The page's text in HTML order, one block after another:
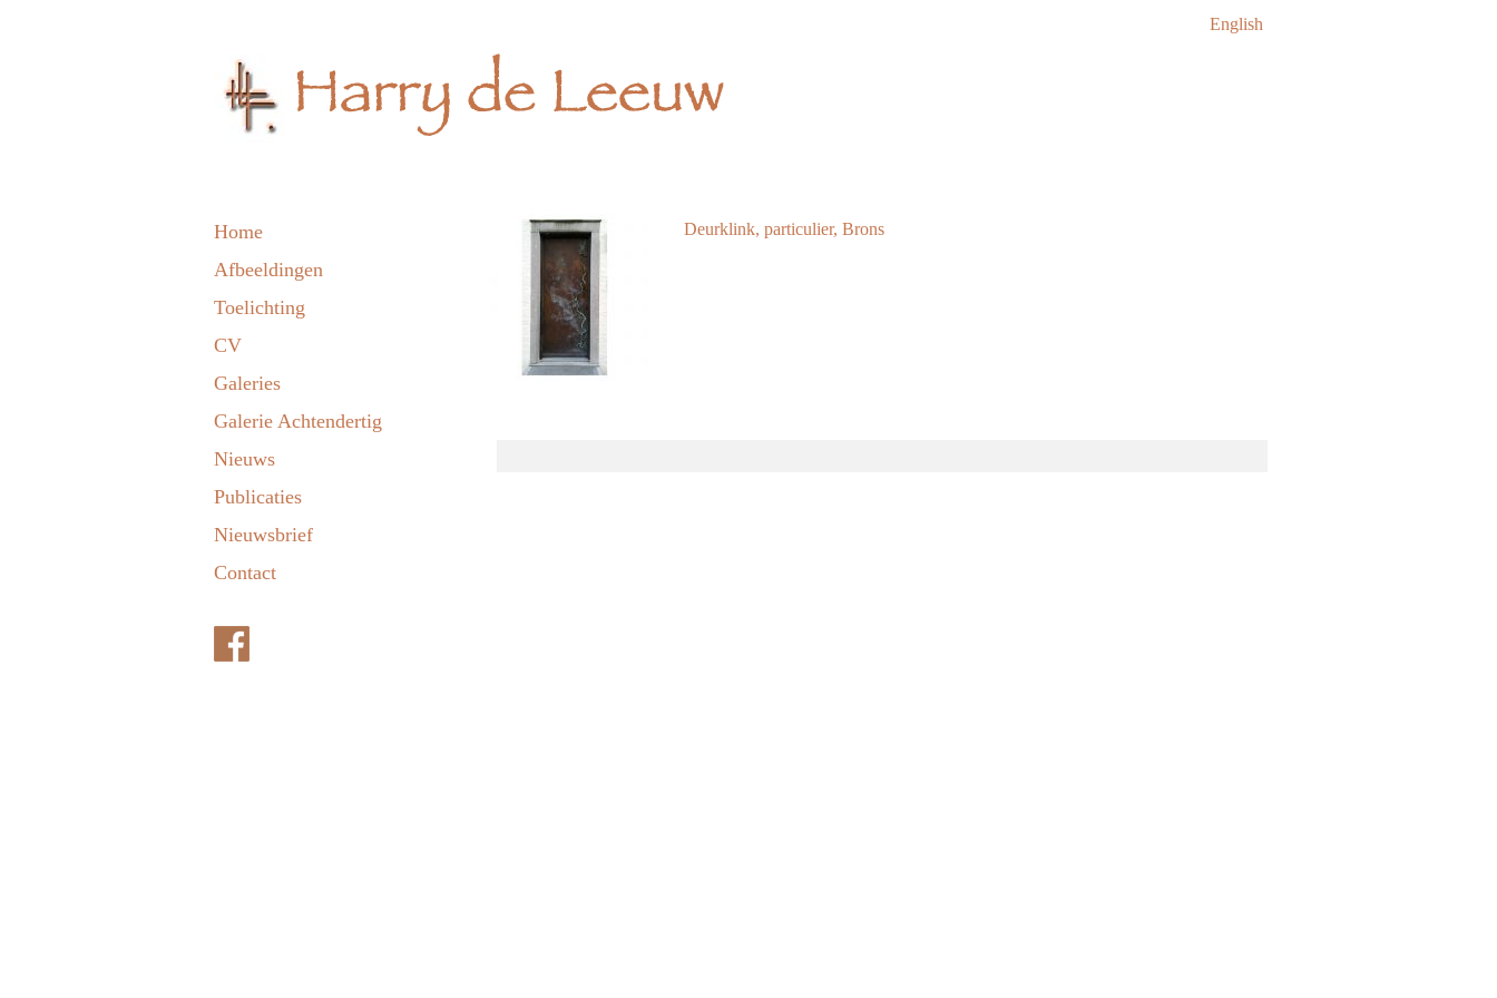
English
Deurklink, particulier, Brons
Home
Afbeeldingen
Toelichting
CV
Galeries
Galerie Achtendertig
Nieuws
Publicaties
Nieuwsbrief
Contact